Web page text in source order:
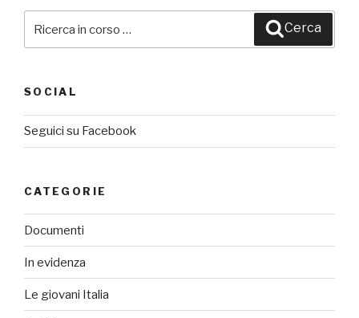
Cerca
SOCIAL
Seguici su Facebook
CATEGORIE
Documenti
In evidenza
Le giovani Italia